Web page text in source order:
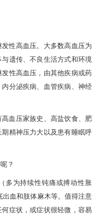
发性高血压。大多数高血压为
与遗传、不良生活方式和环境
发性高血压 ，由其他疾病或药
分泌疾病、血管疾病、神经
高血压家族史、高盐饮食、肥
精神压力大以及患有睡眠呼
？
多为持续性钝痛或搏动性胀
血和肢体麻木等。值得注意
症状，或症状很轻微，容易